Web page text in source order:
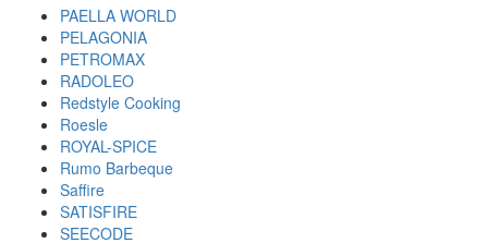
PAELLA WORLD
PELAGONIA
PETROMAX
RADOLEO
Redstyle Cooking
Roesle
ROYAL-SPICE
Rumo Barbeque
Saffire
SATISFIRE
SEECODE